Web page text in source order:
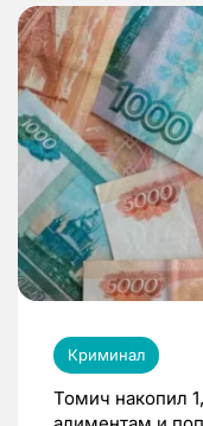
Криминал
Томич накопил